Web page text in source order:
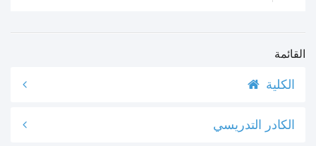
القائمة
الكلية
الكادر التدريسي